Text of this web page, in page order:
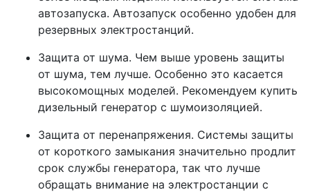
автозапуска. Автозапуск особенно удобен для
резервных электростанций.
Защита от шума. Чем выше уровень защиты
от шума, тем лучше. Особенно это касается
высокомощных моделей. Рекомендуем купить
дизельный генератор с шумоизоляцией.
Защита от перенапряжения. Системы защиты
от короткого замыкания значительно продлит
срок службы генератора, так что лучше
обращать внимание на электростанции с